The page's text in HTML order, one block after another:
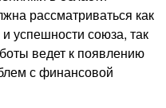
рассматриваться как
успешности союза, так
ведет к появлению
с финансовой